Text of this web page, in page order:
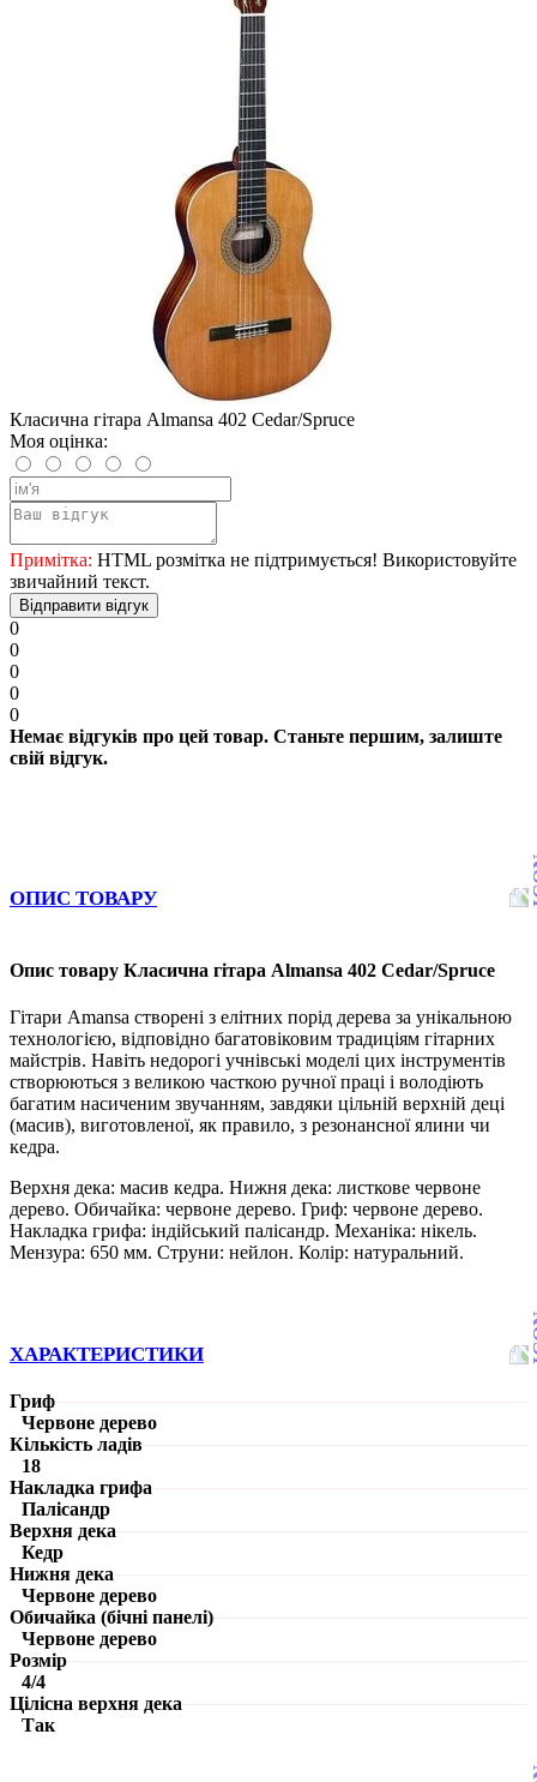
Класична гітара Almansa 402 Cedar/Spruce
Моя оцінка:
Примітка: HTML розмітка не підтримується! Використовуйте
звичайний текст.
Відправити відгук
0
0
0
0
0
Немає відгуків про цей товар. Станьте першим, залиште
свій відгук.
ОПИС ТОВАРУ
Опис товару Класична гітара Almansa 402 Cedar/Spruce
Гітари Amansa створені з елітних порід дерева за унікальною
технологією, відповідно багатовіковим традиціям гітарних
майстрів. Навіть недорогі учнівські моделі цих інструментів
створюються з великою часткою ручної праці і володіють
багатим насиченим звучанням, завдяки цільній верхній деці
(масив), виготовленої, як правило, з резонансної ялини чи
кедра.
Верхня дека: масив кедра. Нижня дека: листкове червоне
дерево. Обичайка: червоне дерево. Гриф: червоне дерево.
Накладка грифа: індійський палісандр. Механіка: нікель.
Мензура: 650 мм. Струни: нейлон. Колір: натуральний.
ХАРАКТЕРИСТИКИ
Гриф
Червоне дерево
Кількість ладів
18
Накладка грифа
Палісандр
Верхня дека
Кедр
Нижня дека
Червоне дерево
Обичайка (бічні панелі)
Червоне дерево
Розмір
4/4
Цілісна верхня дека
Так